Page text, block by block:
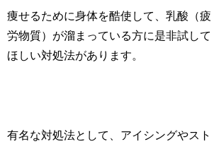
痩せるために身体を酷使して、乳酸（疲
労物質）が溜まっている方に是非試して
ほしい対処法があります。
有名な対処法として、アイシングやスト